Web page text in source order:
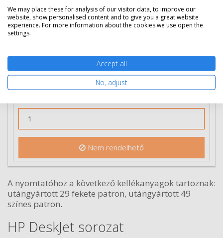
7 090 Ft (bruttó 9 004 Ft)
Több darabos ár
Rendelésre Mikor kapom meg?
Ingyenes szállítás
Nem rendelhető
A nyomtatóhoz a következő kellékanyagok tartoznak:
utángyártott 29 fekete patron, utángyártott 49
színes patron.
HP DeskJet sorozat
We may place these for analysis of our visitor data, to improve our
website, show personalised content and to give you a great website
experience. For more information about the cookies we use open the
settings.
Accept all
No, adjust